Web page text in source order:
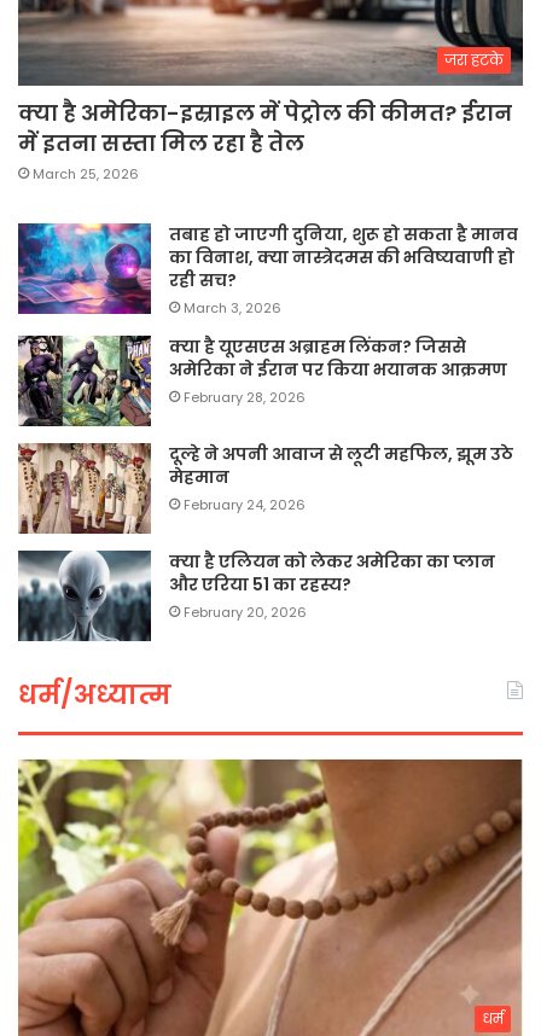
जरा हटके
क्या है अमेरिका-इस्राइल में पेट्रोल की कीमत? ईरान
में इतना सस्ता मिल रहा है तेल
March 25, 2026
तबाह हो जाएगी दुनिया, शुरू हो सकता है मानव
का विनाश, क्या नास्त्रेदमस की भविष्यवाणी हो
रही सच?
March 3, 2026
क्या है यूएसएस अब्राहम लिंकन? जिससे
अमेरिका ने ईरान पर किया भयानक आक्रमण
February 28, 2026
दूल्हे ने अपनी आवाज से लूटी महफिल, झूम उठे
मेहमान
February 24, 2026
क्या है एलियन को लेकर अमेरिका का प्लान
और एरिया 51 का रहस्य?
February 20, 2026
धर्म/अध्यात्म
धर्म